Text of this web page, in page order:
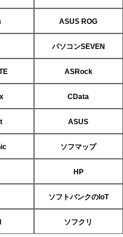
ASUS ROG
パソコンSEVEN
ASRock
CData
ASUS
ソフマップ
HP
ソフトバンクのIoT
ソフクリ